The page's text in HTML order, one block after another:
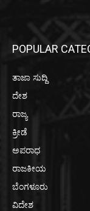
POPULAR
ತಾಜಾ ಸುದ್ದಿ
ದೇಶ
ರಾಜ್ಯ
ಕ್ರೀಡೆ
ಅಪರಾಧ
ರಾಜಕೀಯ
ಬೆಂಗಳೂರು
ವಿದೇಶ